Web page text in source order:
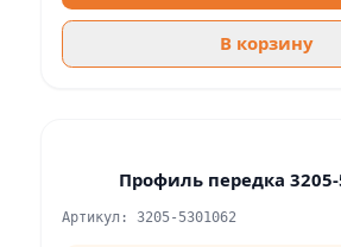
В корзину
Профиль передка 3205-
Артикул: 3205-5301062